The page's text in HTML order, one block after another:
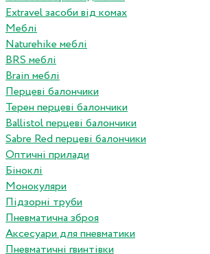
Extravel засоби від комах
Меблі
Naturehike меблі
BRS меблі
Brain меблі
Перцеві балончики
Терен перцеві балончики
Ballistol перцеві балончики
Sabre Red перцеві балончики
Оптичні прилади
Біноклі
Монокуляри
Підзорні труби
Пневматична зброя
Аксесуари для пневматики
Пневматичні гвинтівки